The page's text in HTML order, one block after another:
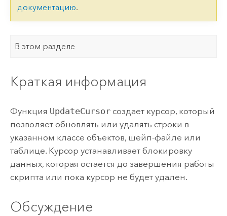
документацию.
В этом разделе
Краткая информация
Функция UpdateCursorсоздает курсор, который
позволяет обновлять или удалять строки в
указанном классе объектов, шейп-файле или
таблице. Курсор устанавливает блокировку
данных, которая остается до завершения работы
скрипта или пока курсор не будет удален.
Обсуждение